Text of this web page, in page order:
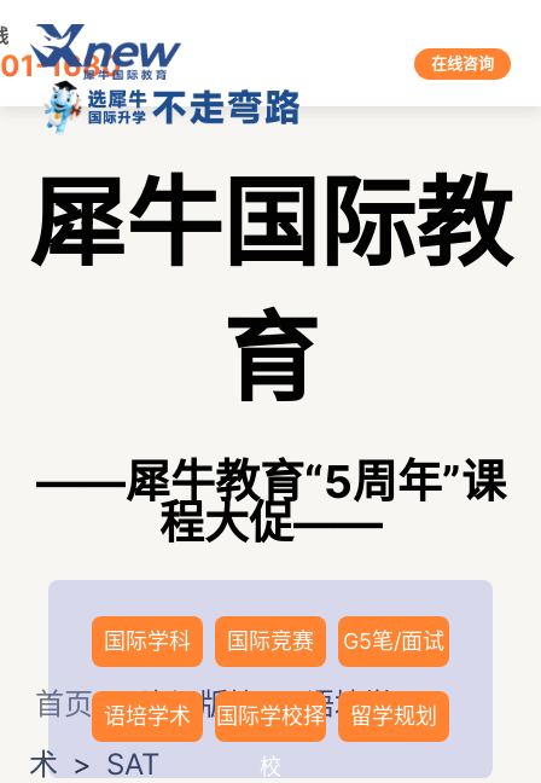
1680 在线咨询
犀牛国际教
育
——犀牛教育“5周年”课
程大促——
国际学科 国际竞赛 G5笔/面试
语培学术
国际学校择
校
留学规划
首页>资讯版块>语培学
术 > SAT